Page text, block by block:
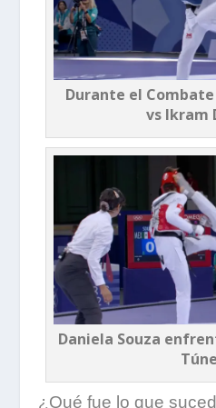
Durante el
vs Ikram
Daniela Souza
¿Qué fue lo que